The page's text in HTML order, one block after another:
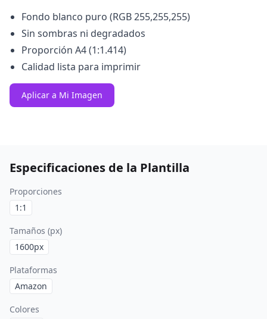
Fondo blanco puro (RGB 255,255,255)
Sin sombras ni degradados
Proporción A4 (1:1.414)
Calidad lista para imprimir
Aplicar a Mi Imagen
Especificaciones de la Plantilla
Proporciones
1:1
Tamaños (px)
1600px
Plataformas
Amazon
Colores